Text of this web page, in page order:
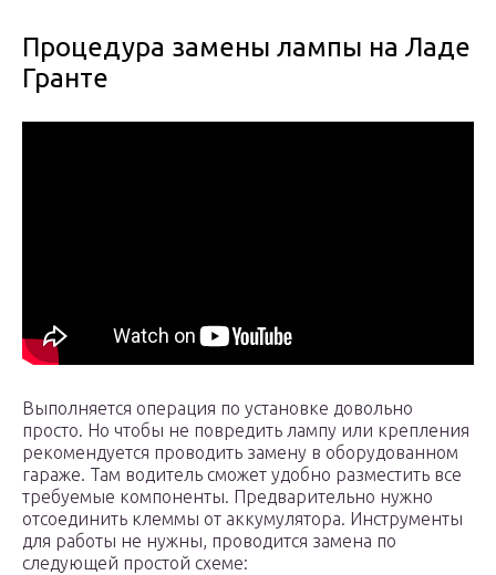
Процедура замены лампы на Ладе
Гранте
Выполняется операция по установке довольно
просто. Но чтобы не повредить лампу или крепления
рекомендуется проводить замену в оборудованном
гараже. Там водитель сможет удобно разместить все
требуемые компоненты. Предварительно нужно
отсоединить клеммы от аккумулятора. Инструменты
для работы не нужны, проводится замена по
следующей простой схеме: